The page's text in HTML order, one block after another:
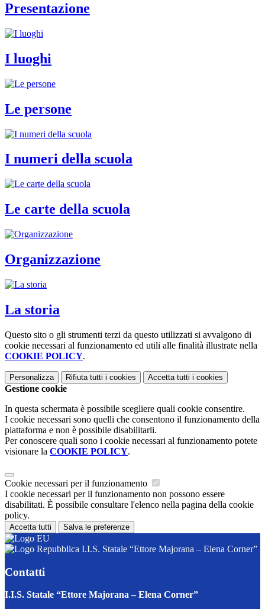
Presentazione
I luoghi
Le persone
I numeri della scuola
Le carte della scuola
Organizzazione
La storia
Questo sito o gli strumenti terzi da questo utilizzati si avvalgono di
cookie necessari al funzionamento ed utili alle finalità illustrate nella
COOKIE POLICY.
Personalizza Rifiuta tutti i cookies Accetta tutti i cookies
Gestione cookie
In questa schermata è possibile scegliere quali cookie consentire.
I cookie necessari sono quelli che consentono il funzionamento della
piattaforma e non è possibile disabilitarli.
Per conoscere quali sono i cookie necessari al funzionamento potete
visionare la COOKIE POLICY.
Cookie necessari per il funzionamento
I cookie necessari per il funzionamento non possono essere
disabilitati. È possibile consultare l'elenco nella pagina della cookie
policy.
Accetta tutti Salva le preferenze
I.I.S. Statale “Ettore Majorana – Elena Corner”
Contatti
I.I.S. Statale “Ettore Majorana – Elena Corner”